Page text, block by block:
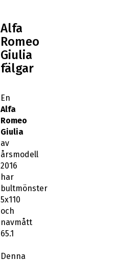
Alfa
Romeo
Giulia
fälgar
En
Alfa
Romeo
Giulia
av
årsmodell
2016
har
bultmönster
5x110
och
navmått
65.1
Denna